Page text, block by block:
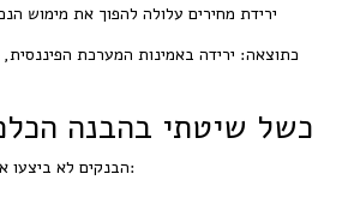
ירידת מחירים עלולה להפוך את מימוש
כתוצאה: ירידה באמינות המערכת
כשל שיטתי בהבנה
הבנקים לא ביצעו את בדיקות השווי הנדרשות: